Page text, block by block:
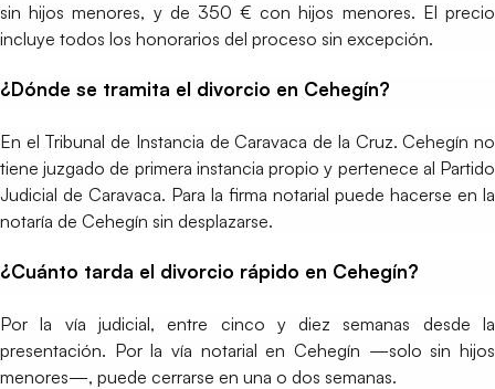
sin hijos menores, y de 350 € con hijos menores. El precio
incluye todos los honorarios del proceso sin excepción.
¿Dónde se tramita el divorcio en Cehegín?
En el Tribunal de Instancia de Caravaca de la Cruz. Cehegín no
tiene juzgado de primera instancia propio y pertenece al Partido
Judicial de Caravaca. Para la firma notarial puede hacerse en la
notaría de Cehegín sin desplazarse.
¿Cuánto tarda el divorcio rápido en Cehegín?
Por la vía judicial, entre cinco y diez semanas desde la
presentación. Por la vía notarial en Cehegín —solo sin hijos
menores—, puede cerrarse en una o dos semanas.